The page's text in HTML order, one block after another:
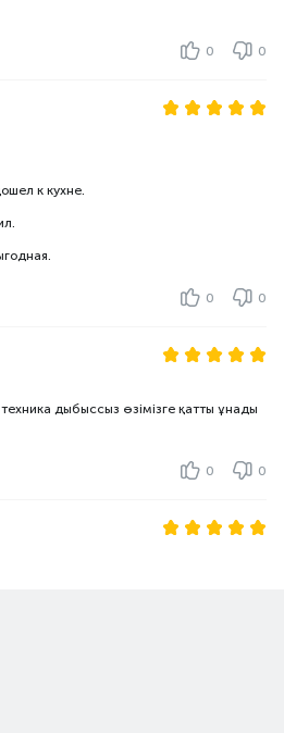
0 0
к кухне.
0 0
дыбыссыз өзімізге қатты ұнады
0 0